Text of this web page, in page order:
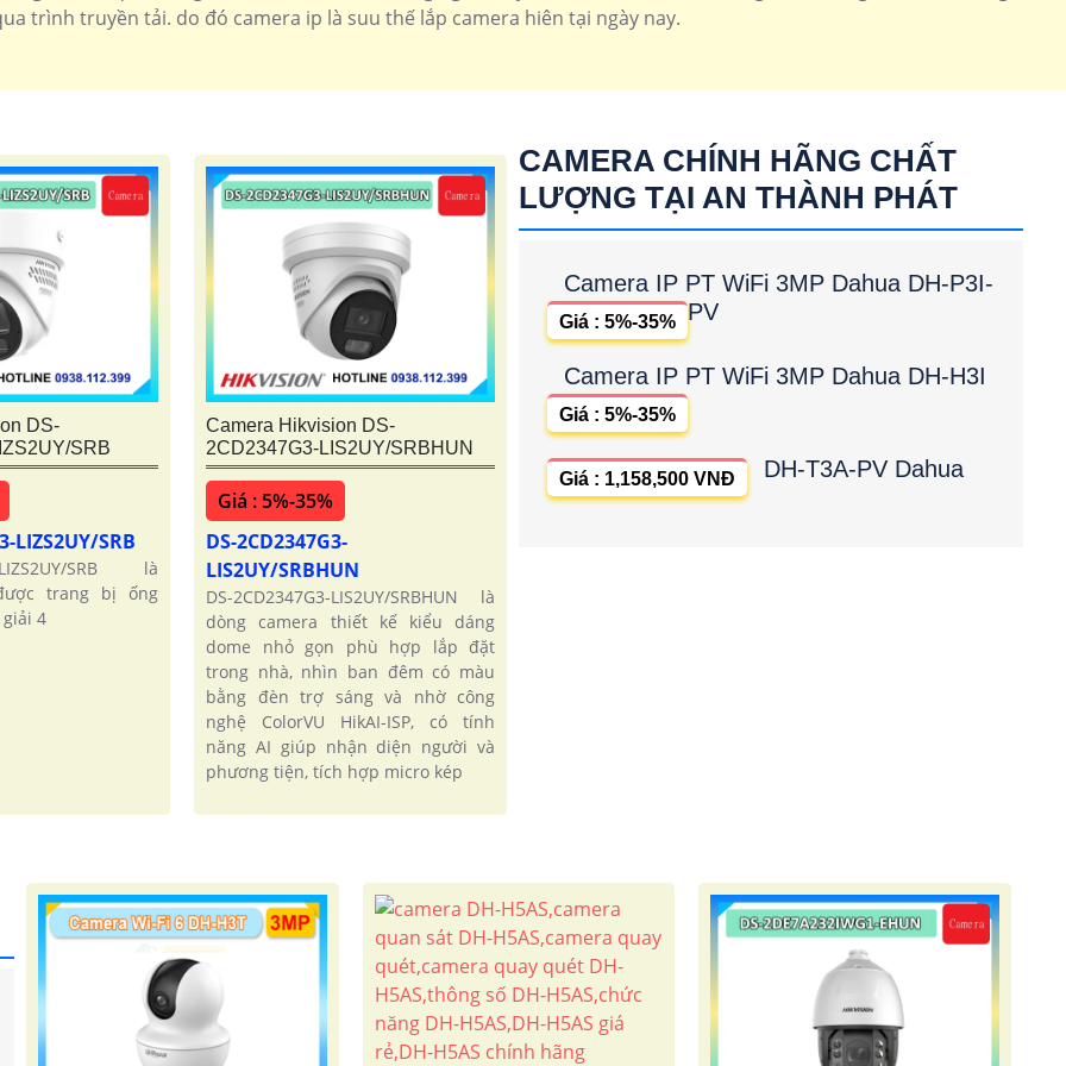
'
trình truyền tải. do đó camera ip là suu thế lắp camera hiên tại ngày nay.
DS-
SRB
LIZS2UY/SRB
LIZS2UY/SRB là
trang bị ống
4
Camera Hikvision DS-
2CD2347G3-LIS2UY/SRBHUN
Giá : 5%-35%
DS-2CD2347G3-
LIS2UY/SRBHUN
DS-2CD2347G3-LIS2UY/SRBHUN là
dòng camera thiết kế kiểu dáng
dome nhỏ gọn phù hợp lắp đặt
trong nhà, nhìn ban đêm có màu
bằng đèn trợ sáng và nhờ công
nghệ ColorVU HikAI-ISP, có tính
năng AI giúp nhận diện người và
phương tiện, tích hợp micro kép
CAMERA CHÍNH HÃNG CHẤT
LƯỢNG TẠI AN THÀNH PHÁT
Camera IP PT WiFi 3MP Dahua DH-P3I-
PV
Giá : 5%-35%
Camera IP PT WiFi 3MP Dahua DH-H3I
Giá : 5%-35%
DH-T3A-PV Dahua
Giá : 1,158,500 VNĐ